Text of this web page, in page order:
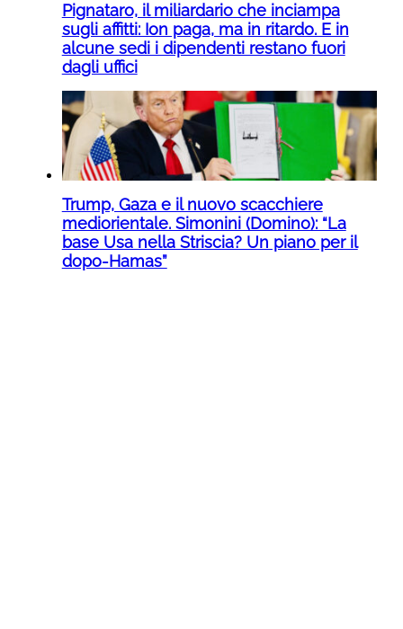
Pignataro, il miliardario che inciampa
sugli affitti: Ion paga, ma in ritardo. E in
alcune sedi i dipendenti restano fuori
dagli uffici
Trump, Gaza e il nuovo scacchiere
mediorientale. Simonini (Domino): “La
base Usa nella Striscia? Un piano per il
dopo-Hamas”